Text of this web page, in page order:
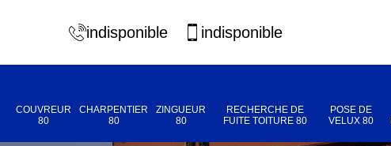
indisponible indisponible
COUVREUR
80
CHARPENTIER
80
ZINGUEUR
80
RECHERCHE DE
FUITE TOITURE 80
POSE DE
VELUX 80